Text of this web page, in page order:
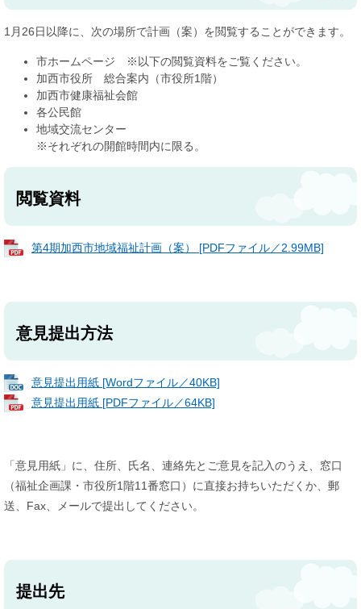
1月26日以降に、次の場所で計画（案）を閲覧することができます。
市ホームページ ※以下の閲覧資料をご覧ください。
加西市役所 総合案内（市役所1階）
加西市健康福祉会館
各公民館
地域交流センター
※それぞれの開館時間内に限る。
閲覧資料
第4期加西市地域福祉計画（案） [PDFファイル／2.99MB]
意見提出方法
意見提出用紙 [Wordファイル／40KB]
意見提出用紙 [PDFファイル／64KB]
「意見用紙」に、住所、氏名、連絡先とご意見を記入のうえ、窓口
（福祉企画課・市役所1階11番窓口）に直接お持ちいただくか、郵
送、Fax、メールで提出してください。
提出先